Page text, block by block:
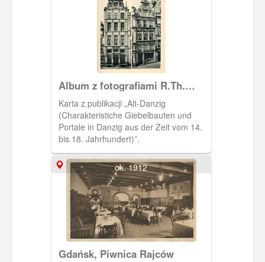
Album z fotografiami R.Th.
Kuhna
Karta z publikacji „Alt-Danzig
(Charakteristiche Giebelbauten und
Portale in Danzig aus der Zeit vom 14.
bis 18. Jahrhundert)”.
ok. 1912
Gdańsk, Piwnica Rajców